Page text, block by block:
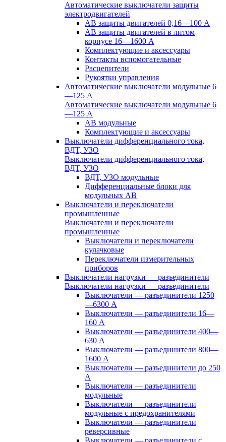
Автоматические выключатели защиты
электродвигателей
АВ защиты двигателей 0,16—100 А
АВ защиты двигателей в литом
корпусе 16—1600 А
Комплектующие и аксессуары
Контакты вспомогательные
Расцепители
Рукоятки управления
Автоматические выключатели модульные 6
—125 А
Автоматические выключатели модульные 6
—125 А
АВ модульные
Комплектующие и аксессуары
Выключатели дифференциального тока,
ВДТ, УЗО
Выключатели дифференциального тока,
ВДТ, УЗО
ВДТ, УЗО модульные
Дифференциальные блоки для
модульных АВ
Выключатели и переключатели
промышленные
Выключатели и переключатели
промышленные
Выключатели и переключатели
кулачковые
Переключатели измерительных
приборов
Выключатели нагрузки — разъединители
Выключатели нагрузки — разъединители
Выключатели — разъединители 1250
—6300 А
Выключатели — разъединители 16—
160 А
Выключатели — разъединители 400—
630 А
Выключатели — разъединители 800—
1600 А
Выключатели — разъединители до 250
А
Выключатели — разъединители
модульные
Выключатели — разъединители
модульные с предохранителями
Выключатели — разъединители
реверсивные
Выключатели — разъединители с